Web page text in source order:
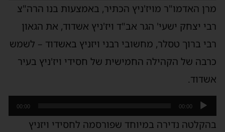
מרן האדמו"ר מויז'ניץ הכתיר, באמצעות בנו הרה"צ
רבי יצחק ישעי' הגר אב"ד ויז'ניץ אשדוד, את הגאון
רבי ברוך טסלר, מחשובי רבני ויזניץ באשדוד – לשמש
כרבה של הקהילה החמישית של חסידי ויז'ניץ בעיר
אשדוד.
אודיו
00:00
00:00
בהקלטה נדירה במיוחד שפורסמה לחסידי ויזניץ